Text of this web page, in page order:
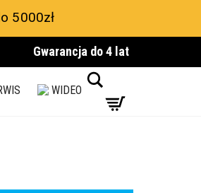
5000zł
Gwarancja do 4 lat
WIDEO